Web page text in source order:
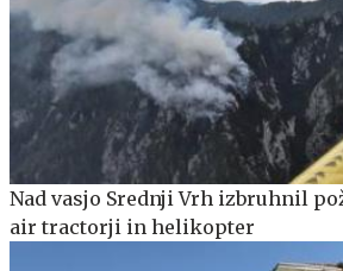
Nad vasjo Srednji Vrh izbruhnil
air tractorji in helikopter